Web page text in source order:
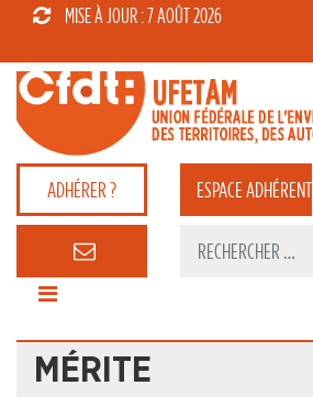
MISE À JOUR : 7 AOÛT 2026
ADHÉRER ? ESPACEADHÉRENT
MÉRITE